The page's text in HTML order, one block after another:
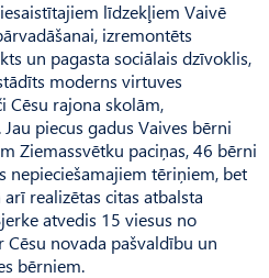
līdzekļiem Vaivē
izremontēts
un pagasta sociālais dzīvoklis,
moderns virtuves
Cēsu rajona skolām,
piecus gadus Vaives bērni
Ziemassvētku paciņas, 46 bērni
nepieciešamajiem tēriņiem, bet
realizētas citas atbalsta
atvedis 15 viesus no
novada pašvaldību un
bērniem.